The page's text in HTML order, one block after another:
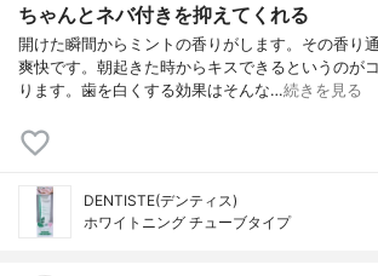
ちゃんとネバ付きを抑えてくれる
開けた瞬間からミントの香りがします。その香り
爽快です。朝起きた時からキスできるというのが
ります。歯を白くする効果はそんな…続きを見る
DENTISTE(デンティス)
ホワイトニング チューブタイプ